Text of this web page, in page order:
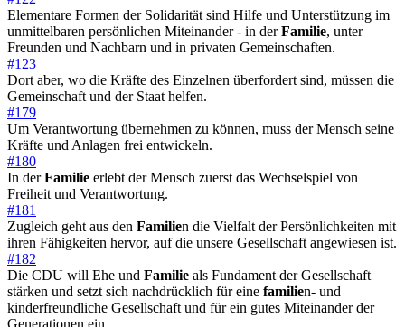
Elementare Formen der Solidarität sind Hilfe und Unterstützung im
unmittelbaren persönlichen Miteinander - in derFamilie, unter
Freunden und Nachbarn und in privaten Gemeinschaften.
#123
Dort aber, wo die Kräfte des Einzelnen überfordert sind, müssen die
Gemeinschaft und der Staat helfen.
#179
Um Verantwortung übernehmen zu können, muss der Mensch seine
Kräfte und Anlagen frei entwickeln.
#180
In derFamilie erlebt der Mensch zuerst das Wechselspiel von
Freiheit und Verantwortung.
#181
Zugleich geht aus den Familien die Vielfalt der Persönlichkeiten mit
ihren Fähigkeiten hervor, auf die unsere Gesellschaft angewiesen ist.
#182
Die CDU will Ehe und Familie als Fundament der Gesellschaft
stärken und setzt sich nachdrücklich für eine familien- und
kinderfreundliche Gesellschaft und für ein gutes Miteinander der